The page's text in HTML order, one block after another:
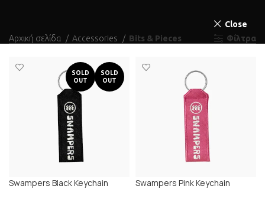
Close
Αρχική σελίδα
Accessories Bits & Pieces Φίλτρα
SOLD
OUT
SOLD
OUT
Swampers Black Keychain Swampers Pink Keychain